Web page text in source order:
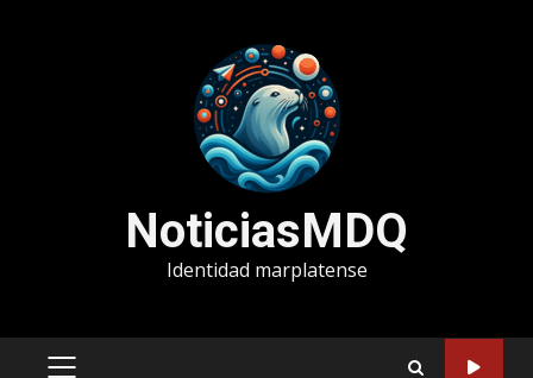
NoticiasMDQ
Identidad marplatense